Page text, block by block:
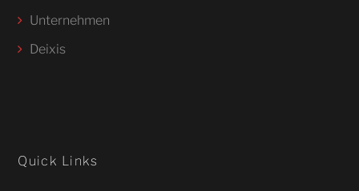
Unternehmen
Deixis
Quick Links